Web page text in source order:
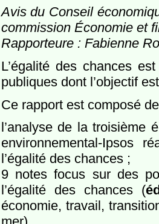
Avis du Conseil
commission Économie et
Rapporteure : Fabienne
L’égalité des chances
publiques dont l’objectif
Ce rapport est composé
l’analyse de la troisième
environnemental-Ipsos
l’égalité des chances ;
9 notes focus sur des
l’égalité des chances (
économie, travail,